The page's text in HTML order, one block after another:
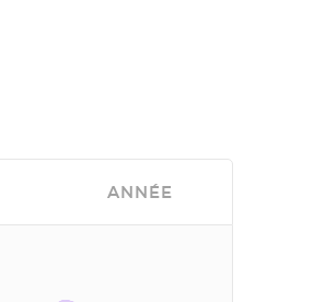
ANNÉE